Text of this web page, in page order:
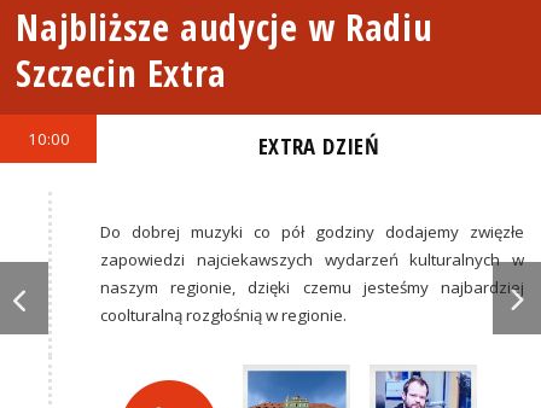
Najbliższe audycje w Radiu
Szczecin Extra
10:00 EXTRA DZIEŃ
Do dobrej muzyki co pół godziny dodajemy zwięzłe
zapowiedzi najciekawszych wydarzeń kulturalnych w
naszym regionie, dzięki czemu jesteśmy najbardziej
coolturalną rozgłośnią w regionie.